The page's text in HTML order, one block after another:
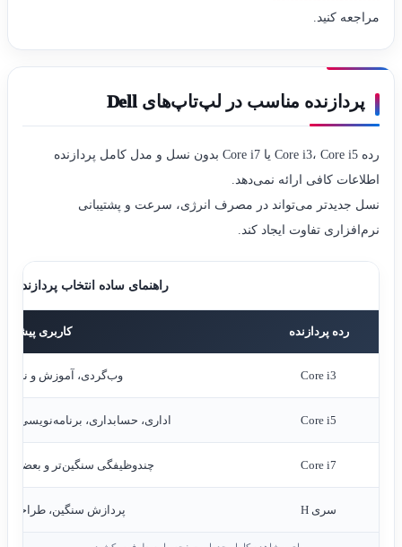
مراجعه کنید.
پردازنده مناسب در لپ‌تاپ‌های Dell
رده Core i3، Core i5 یا Core i7 بدون نسل و مدل کامل پردازنده
اطلاعات کافی ارائه نمی‌دهد.
نسل جدیدتر می‌تواند در مصرف انرژی، سرعت و پشتیبانی
نرم‌افزاری تفاوت ایجاد کند.
راهنمای ساده انتخاب پردازنده
رده پردازنده کاربری
Core i3 وب‌گردی، آموزش و
Core i5 اداری، حسابداری، برنامه‌نویسی
Core i7 چندوظیفگی سنگین‌تر و بعضی
سری H پردازش سنگین، طراحی